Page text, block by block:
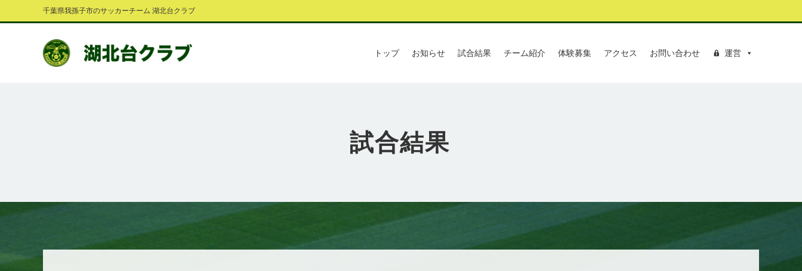
千葉県我孫子市のサッカーチーム 湖北台クラブ
トップ お知らせ 試合結果 チーム紹介 体験募集 アクセス お問い合わせ 運営
試合結果